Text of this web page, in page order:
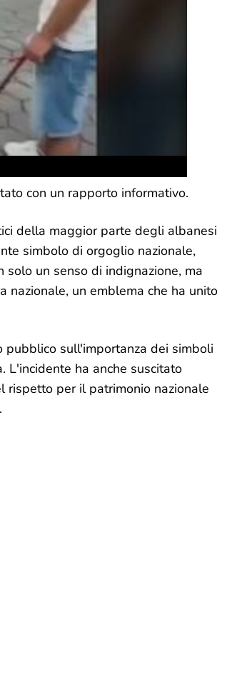
con un rapporto informativo.
della maggior parte degli albanesi
simbolo di orgoglio nazionale,
un senso di indignazione, ma
nazionale, un emblema che ha unito
sull'importanza dei simboli
L'incidente ha anche suscitato
rispetto per il patrimonio nazionale